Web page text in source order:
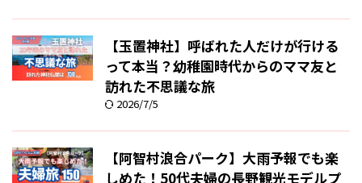
【玉置神社】呼ばれた人だけが行ける
って本当？幼稚園時代からのママ友と
訪れた不思議な旅
2026/7/5
【阿智村浪合パーク】大雨予報でも楽
しめた！50代夫婦の長野観光モデルプ